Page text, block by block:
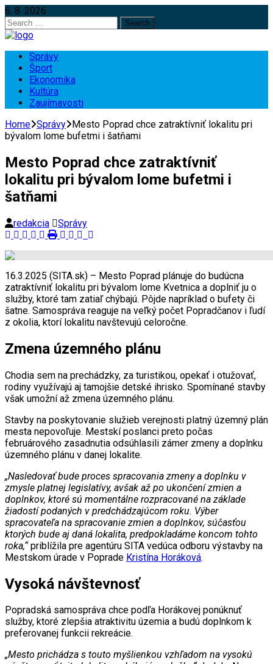
6. 8. 2026
Search
for:
Správy
Šport
Ekonomika
Kultúra
Zaujímavosti
Home Správy Mesto Poprad chce zatraktívniť lokalitu pri
bývalom lome bufetmi i šatňami
Mesto Poprad chce zatraktívniť
lokalitu pri bývalom lome bufetmi i
šatňami
redakcia Správy
16.3.2025 (SITA.sk) – Mesto Poprad plánuje do budúcna
zatraktívniť lokalitu pri bývalom lome Kvetnica a doplniť ju o
služby, ktoré tam zatiaľ chýbajú. Pôjde napríklad o bufety či
šatne. Samospráva reaguje na veľký počet Popradčanov i ľudí
z okolia, ktorí lokalitu navštevujú celoročne.
Zmena územného plánu
Chodia sem na prechádzky, za turistikou, opekať i otužovať,
rodiny využívajú aj tamojšie detské ihrisko. Spomínané stavby
však umožní až zmena územného plánu.
Stavby na poskytovanie služieb verejnosti platný územný plán
mesta nepovoľuje. Mestskí poslanci preto počas
februárového zasadnutia odsúhlasili zámer zmeny a doplnku
územného plánu v danej lokalite.
„Nasledovať bude proces spracovania zmeny a doplnku v
zmysle platnej legislatívy, avšak až po ukončení zmien a
doplnkov, ktoré sú momentálne rozpracované na základe
žiadostí podaných v predchádzajúcom roku. Výber
spracovateľa na spracovanie zmien a doplnkov, súčasťou
ktorých bude aj daná lokalita, predpokladáme koncom tohto
roka,“priblížila pre agentúru SITA vedúca odboru výstavby na
Mestskom úrade v Poprade Kristína Horáková.
Vysoká návštevnosť
Popradská samospráva chce podľa Horákovej ponúknuť
služby, ktoré zlepšia atraktivitu územia a budú doplnkom k
preferovanej funkcii rekreácie.
„Mesto prichádza s touto myšlienkou vzhľadom na vysokú